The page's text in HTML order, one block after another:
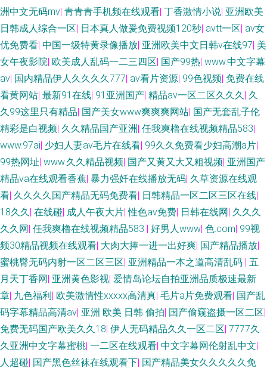
洲中文无码mv| 青青青手机频在线观看| 丁香激情小说| 亚洲欧美
日韩成人综合一区| 日本真人做爰免费视频120秒| avtt一区| av女
优免费看| 中国一级特黄录像播放| 亚洲欧美中文日韩v在线97| 美
女午夜影院| 欧美成人乱码一二三四区| 国产99热| www.中文字幕
av| 国内精品伊人久久久久777| av看片资源| 99色视频| 免费在线
看黄网站| 最新91在线| 91亚洲国产| 精品av一区二区久久久| 久
久99这里只有精品| 国产美女www爽爽爽网站| 国产无套乱子伦
精彩是白视频| 久久精品国产亚洲 | 任我爽橹在线视频精品583|
www.97ai| 少妇人妻av毛片在线看| 99久久免费看少妇高潮a片|
99热网址| www.久久精品视频| 国产又黄又大又粗视频| 亚洲国产
精品va在线观看香蕉| 暴力强奷在线播放无码| 久草资源在线观
看| 久久久久国产精品无码免费看| 日韩精品一区二区三区在线|
18久久| 在线碰| 成人午夜大片|性色av免费| 日韩在线网| 久久久
久久网| 任我爽橹在线视频精品583 | 好男人www| 色.com| 99视
频30精品视频在线观看| 大肉大捧一进一出好爽| 国产精品播放|
蜜桃臀无码内射一区二区三区| 亚洲精品一本之道高清乱码 | 五
月天丁香网| 亚洲黄色影视| 爱情岛论坛自拍亚洲品质极速最新
章| 九色福利| 欧美激情性xxxxx高清真| 毛片a片免费观看| 国产乱
码字幕精品高清av| 亚洲 欧美 日韩 偷拍| 国产偷窥盗摄一区二区|
免费无码国产欧美久久18| 伊人无码精品久久一区二区| 7777久
久亚洲中文字幕蜜桃| 一二区在线观看| 中文字幕网伦射乱中文|
人超碰| 国产黑色丝袜在线观看下| 国产精品美女久久久久久免